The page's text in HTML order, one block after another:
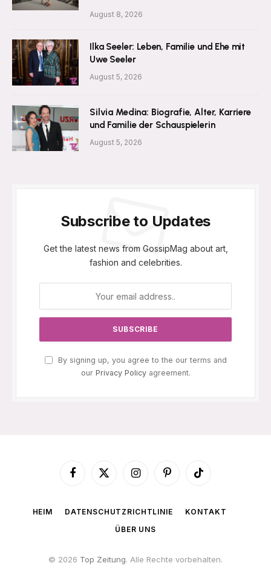
August 8, 2026
Ilka Seeler: Leben, Familie und Ehe mit
Uwe Seeler
August 5, 2026
Silvia Medina: Biografie, Alter, Karriere
und Familie der Schauspielerin
August 5, 2026
Subscribe to Updates
Get the latest news from GossipMag about art,
fashion and celebrities.
By signing up, you agree to the our terms and
our Privacy Policyagreement.
Facebook
X
InstagramPinterestTikTok
HEIM DATENSCHUTZRICHTLINIE
KONTAKT
ÜBER UNS
© 2026 Top Zeitung. Alle Rechte vorbehalten.